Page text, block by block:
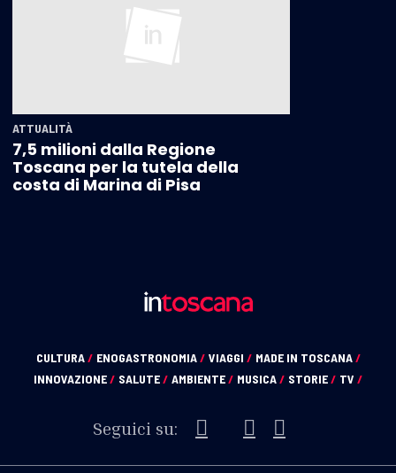
ATTUALITÀ
7,5 milioni dalla Regione
Toscana per la tutela della
costa di Marina di Pisa
CULTURA/ ENOGASTRONOMIA/ VIAGGI / MADE IN TOSCANA/
INNOVAZIONE/ SALUTE/ AMBIENTE/ MUSICA/ STORIE/ TV /
Seguici su: